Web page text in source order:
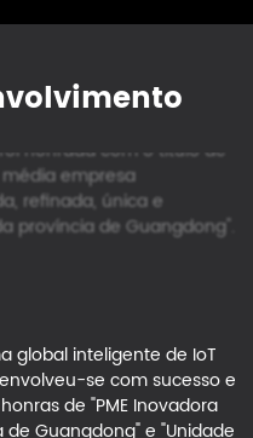
desempenho e
honrada com o título de
empresa
refinada, única e
província de Guangdong".
global inteligente de IoT
se com sucesso e
de "PME Inovadora
de Guangdong" e "Unidade